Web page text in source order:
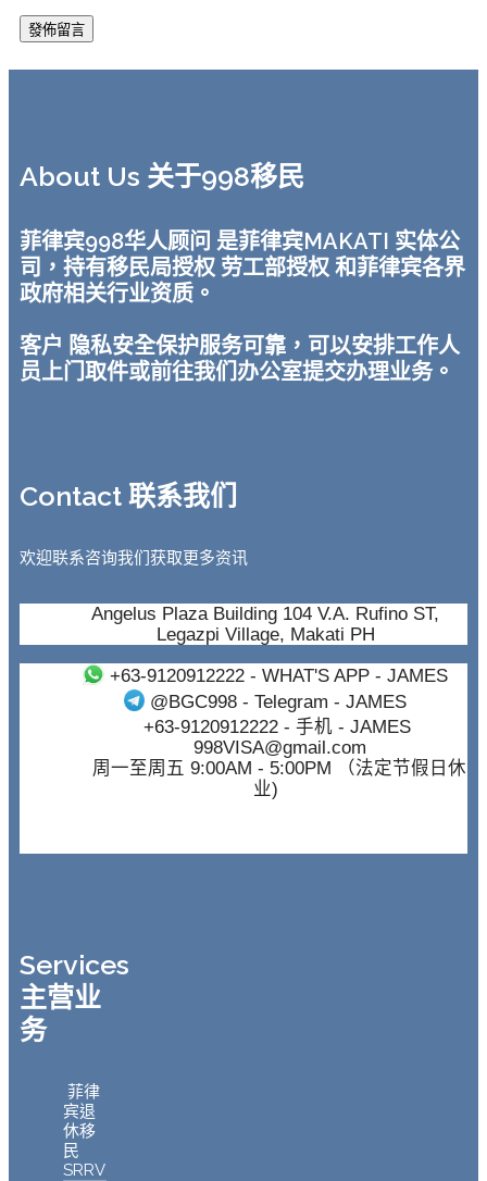
About Us 关于998移民
菲律宾998华人顾问 是菲律宾MAKATI 实体公
司，持有移民局授权 劳工部授权 和菲律宾各界
政府相关行业资质。
客户 隐私安全保护服务可靠，可以安排工作人
员上门取件或前往我们办公室提交办理业务。
Contact 联系我们
欢迎联系咨询我们获取更多资讯
Angelus Plaza Building 104 V.A. Rufino ST,
Legazpi Village, Makati PH
+63-9120912222- WHAT'S APP - JAMES
@BGC998 - Telegram - JAMES
+63-9120912222- 手机 - JAMES
998VISA@gmail.com
周一至周五 9:00AM - 5:00PM （法定节假日休
业)
Services
主营业
务
菲律
宾退
休移
民
SRRV